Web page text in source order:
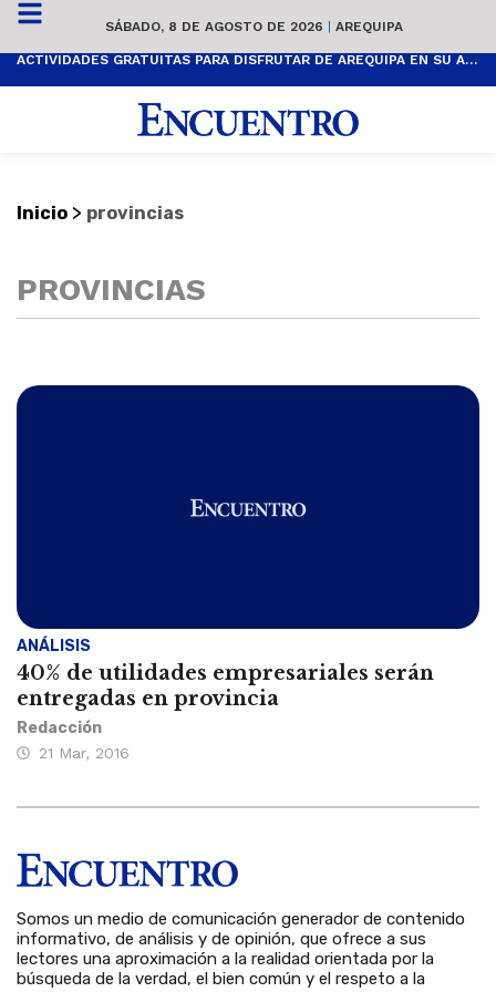
SÁBADO, 8 DE AGOSTO DE 2026 | AREQUIPA
ACTIVIDADES GRATUITAS PARA DISFRUTAR DE AREQUIPA EN SU ANIVERSARIO
Inicio > provincias
PROVINCIAS
ANÁLISIS
40% de utilidades empresariales serán
entregadas en provincia
Redacción
21 Mar, 2016
Somos un medio de comunicación generador de contenido
informativo, de análisis y de opinión, que ofrece a sus
lectores una aproximación a la realidad orientada por la
búsqueda de la verdad, el bien común y el respeto a la